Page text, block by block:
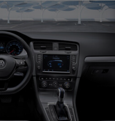
Robot ménager